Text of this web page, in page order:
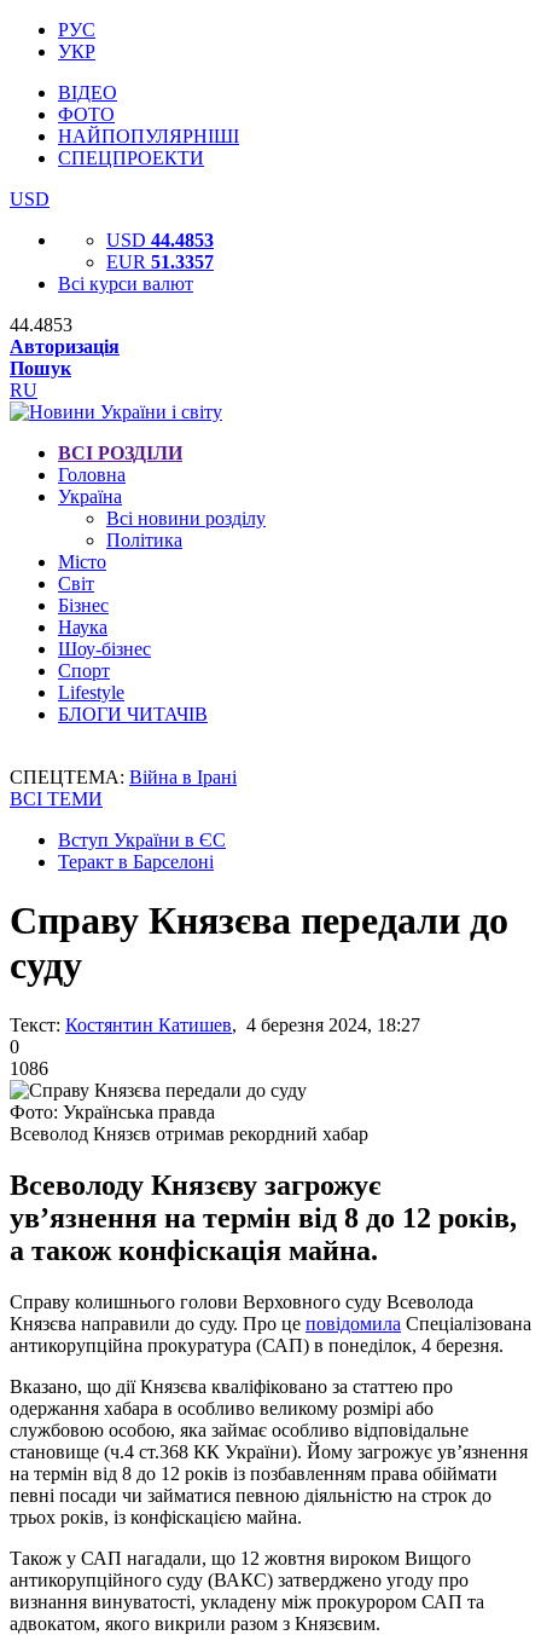
РУС
УКР
ВІДЕО
ФОТО
НАЙПОПУЛЯРНІШІ
СПЕЦПРОЕКТИ
USD
USD 44.4853
EUR 51.3357
Всі курси валют
44.4853
Авторизація
Пошук
RU
ВСІ РОЗДІЛИ
Головна
Україна
Всі новини розділу
Політика
Місто
Світ
Бізнес
Наука
Шоу-бізнес
Спорт
Lifestyle
БЛОГИ ЧИТАЧІВ
СПЕЦТЕМА: Війна в Ірані
ВСІ ТЕМИ
Вступ України в ЄС
Теракт в Барселоні
Справу Князєва передали до
суду
Текст: Костянтин Катишев, 4 березня 2024, 18:27
0
1086
Фото: Українська правда
Всеволод Князєв отримав рекордний хабар
Всеволоду Князєву загрожує
ув’язнення на термін від 8 до 12 років,
а також конфіскація майна.
Справу колишнього голови Верховного суду Всеволода
Князєва направили до суду. Про це повідомила Спеціалізована
антикорупційна прокуратура (САП) в понеділок, 4 березня.
Вказано, що дії Князєва кваліфіковано за статтею про
одержання хабара в особливо великому розмірі або
службовою особою, яка займає особливо відповідальне
становище (ч.4 ст.368 КК України). Йому загрожує ув’язнення
на термін від 8 до 12 років із позбавленням права обіймати
певні посади чи займатися певною діяльністю на строк до
трьох років, із конфіскацією майна.
Також у САП нагадали, що 12 жовтня вироком Вищого
антикорупційного суду (ВАКС) затверджено угоду про
визнання винуватості, укладену між прокурором САП та
адвокатом, якого викрили разом з Князєвим.